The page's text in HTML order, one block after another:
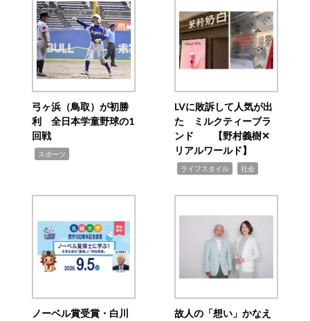
弓ヶ浜（鳥取）が初勝
利 全日本学童野球の1
回戦
スポーツ
LVに敗訴して人気が出
た ミルクティーブラ
ンド 【野村義樹✕
リアルワールド】
ライフスタイル 社会
ノーベル賞受賞・白川
故人の「想い」かなえ